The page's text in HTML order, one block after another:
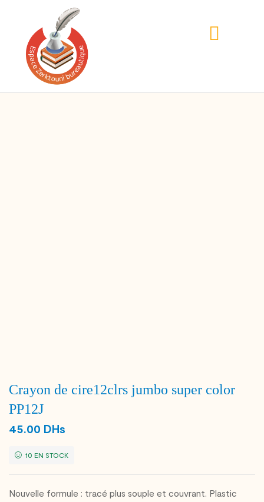
Crayon de cire12clrs jumbo super color
PP12J
45.00 DHs
10 EN STOCK
Nouvelle formule : tracé plus souple et couvrant. Plastic